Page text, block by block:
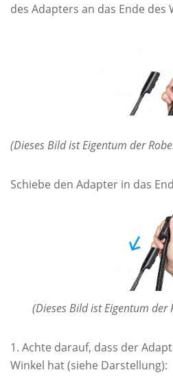
des Adapters an das Ende des
(Dieses Bild ist Eigentum der
Schiebe den Adapter in das
(Dieses Bild ist Eigentum der
Achte darauf, dass der
Winkel hat (siehe Darstellung):